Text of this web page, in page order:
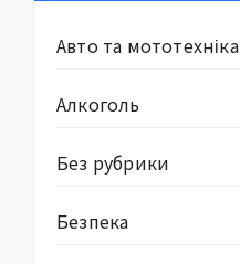
Авто та мототехніка
Алкоголь
Без рубрики
Безпека